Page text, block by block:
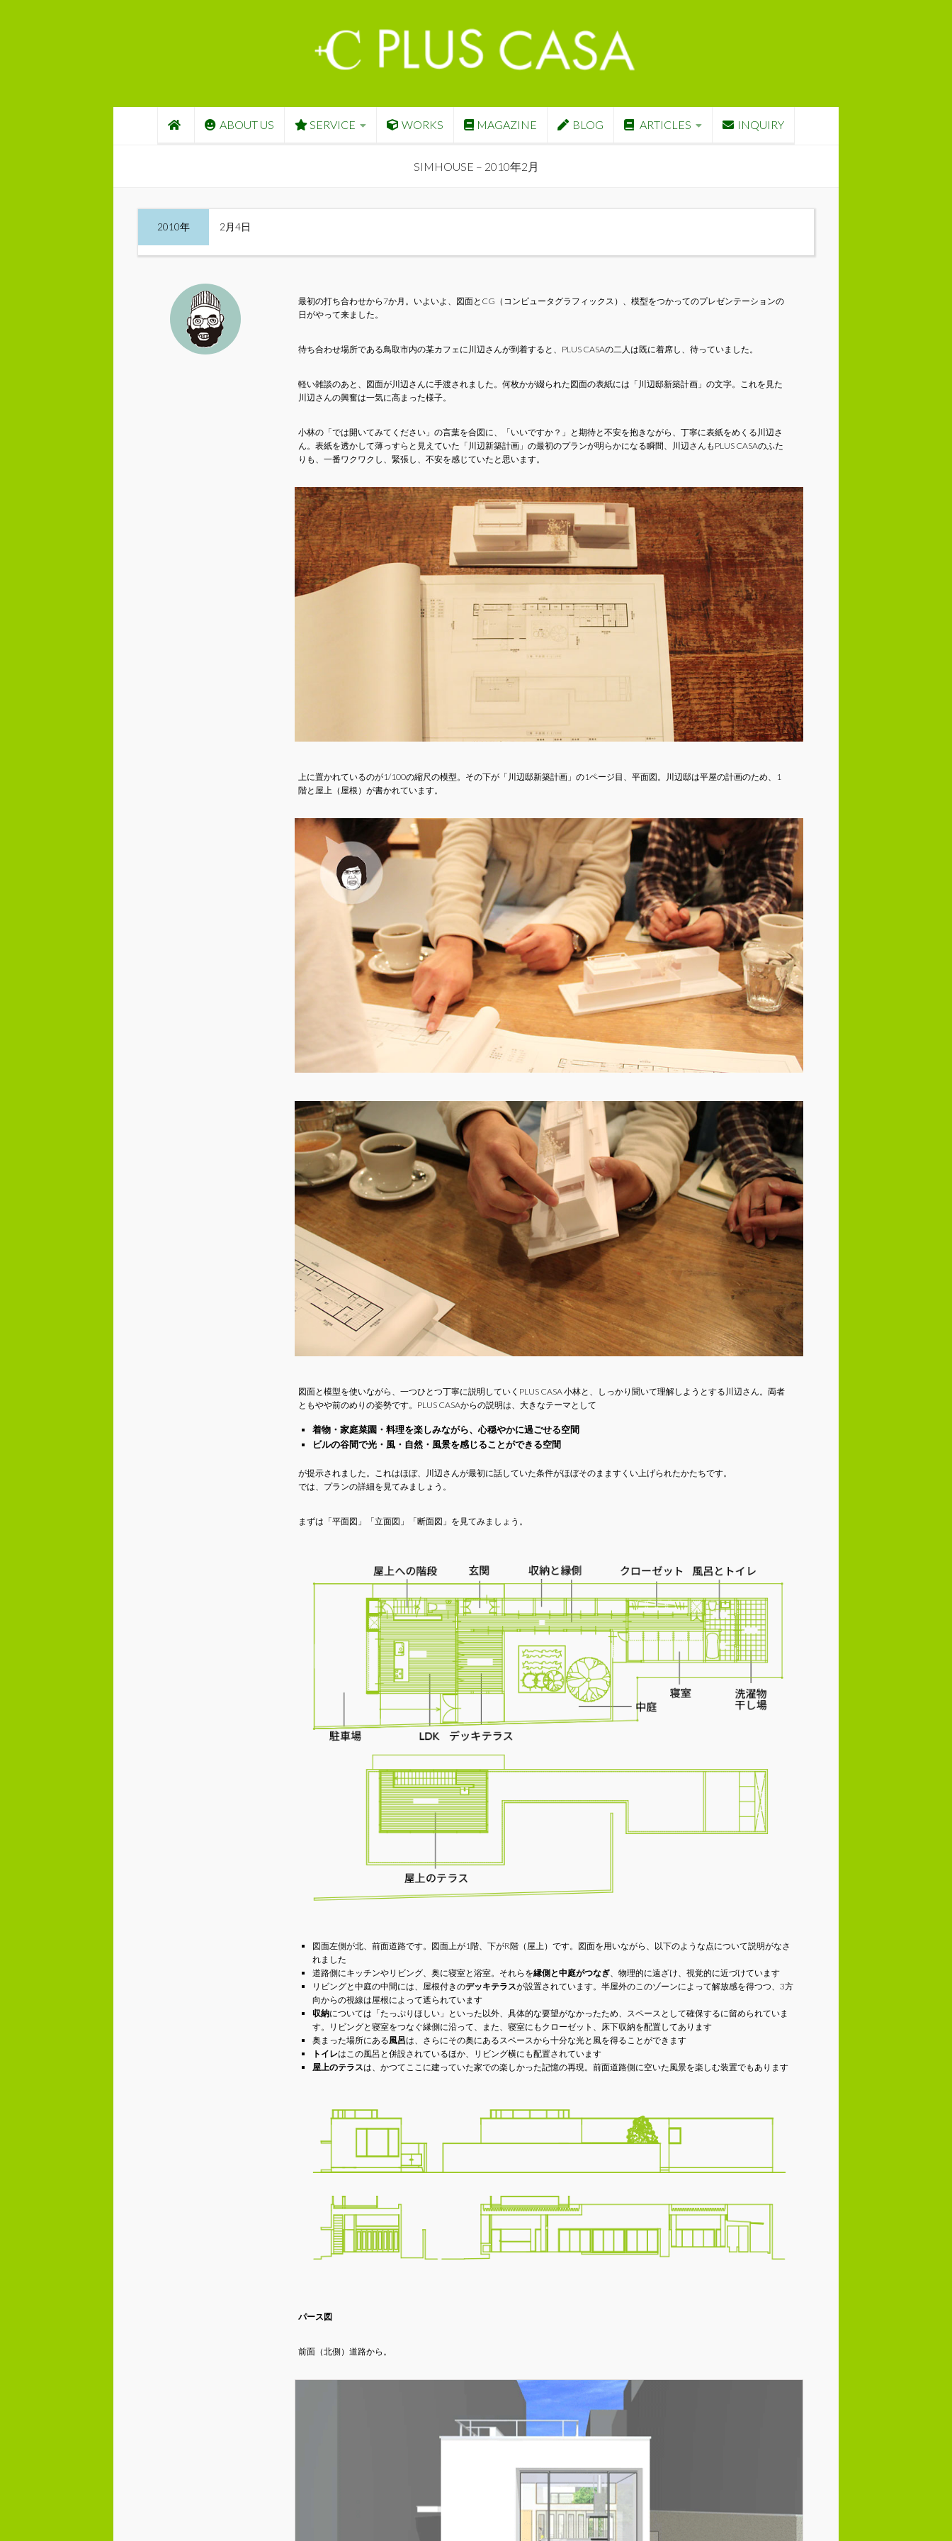
ABOUT US SERVICE WORKS MAGAZINE BLOG ARTICLES INQUIRY
SIMHOUSE – 2010年2月
2010年 2月4日
最初の打ち合わせから7か月。いよいよ、図面とCG（コンピュータグラフィックス）、模型をつかってのプレゼンテーションの
日がやって来ました。
待ち合わせ場所である鳥取市内の某カフェに川辺さんが到着すると、PLUS CASAの二人は既に着席し、待っていました。
軽い雑談のあと、図面が川辺さんに手渡されました。何枚かが綴られた図面の表紙には「川辺邸新築計画」の文字。これを見た
川辺さんの興奮は一気に高まった様子。
小林の「では開いてみてください」の言葉を合図に、「いいですか？」と期待と不安を抱きながら、丁寧に表紙をめくる川辺さ
ん。表紙を透かして薄っすらと見えていた「川辺新築計画」の最初のプランが明らかになる瞬間、川辺さんもPLUS CASAのふた
りも、一番ワクワクし、緊張し、不安を感じていたと思います。
上に置かれているのが1/100の縮尺の模型。その下が「川辺邸新築計画」の1ページ目、平面図。川辺邸は平屋の計画のため、1
階と屋上（屋根）が書かれています。
図面と模型を使いながら、一つひとつ丁寧に説明していくPLUS CASA 小林と、しっかり聞いて理解しようとする川辺さん。両者
ともやや前のめりの姿勢です。PLUS CASAからの説明は、大きなテーマとして
着物・家庭菜園・料理を楽しみながら、心穏やかに過ごせる空間
ビルの谷間で光・風・自然・風景を感じることができる空間
が提示されました。これはほぼ、川辺さんが最初に話していた条件がほぼそのまますくい上げられたかたちです。
では、プランの詳細を見てみましょう。
まずは「平面図」「立面図」「断面図」を見てみましょう。
図面左側が北、前面道路です。図面上が1階、下がR階（屋上）です。図面を用いながら、以下のような点について説明がなさ
れました
道路側にキッチンやリビング、奥に寝室と浴室。それらを縁側と中庭がつなぎ 、物理的に遠ざけ、視覚的に近づけています
リビングと中庭の中間には、屋根付きのデッキテラスが設置されています。半屋外のこのゾーンによって解放感を得つつ、3方
向からの視線は屋根によって遮られています
収納については「たっぷりほしい」といった以外、具体的な要望がなかったため、スペースとして確保するに留められていま
す。リビングと寝室をつなぐ縁側に沿って、また、寝室にもクローゼット、床下収納を配置してあります
奥まった場所にある風呂は、さらにその奥にあるスペースから十分な光と風を得ることができます
トイレはこの風呂と併設されているほか、リビング横にも配置されています
屋上のテラスは、かつてここに建っていた家での楽しかった記憶の再現。前面道路側に空いた風景を楽しむ装置でもあります
パース図
前面（北側）道路から。